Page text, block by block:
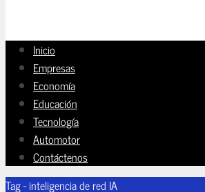
Inicio
Empresas
Economía
Educación
Tecnología
Automotor
Contáctenos
Tag - inteligencia de red IA